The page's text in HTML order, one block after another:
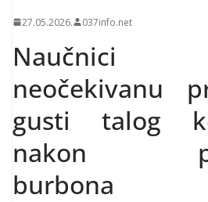
27.05.2026. 037info.net
Naučnici
neočekivanu
gusti talog
nakon
burbona